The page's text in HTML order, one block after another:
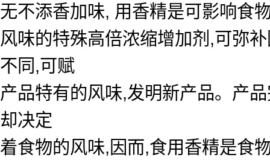
无不添香加味, 用香精是可影响食
风味的特殊高倍浓缩增加剂,可弥
不同,可赋
产品特有的风味,发明新产品。产
却决定
着食物的风味,因而,食用香精是食